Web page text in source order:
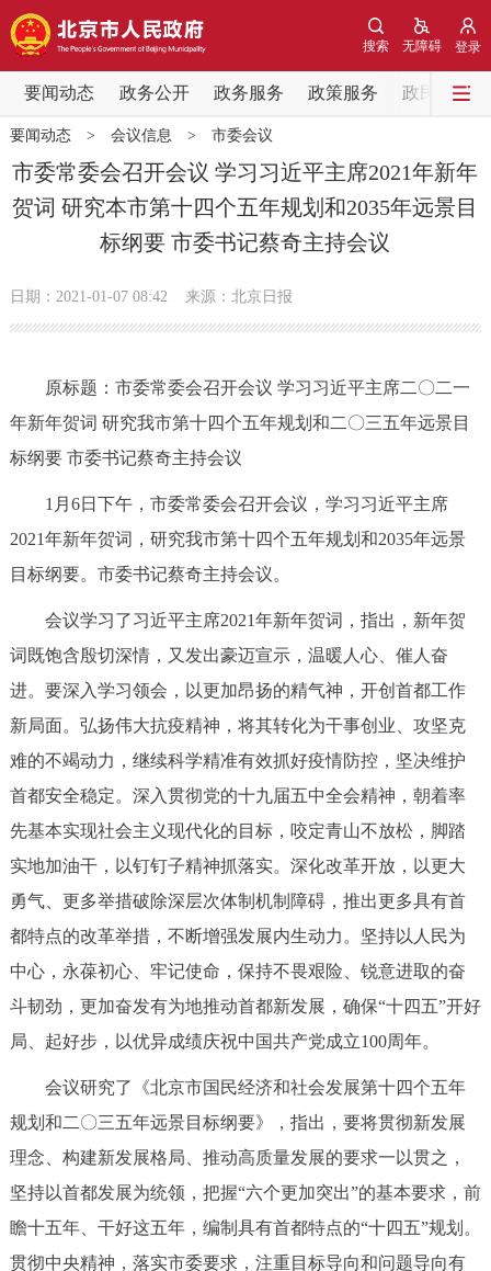
登录
无障碍
搜索
要闻动态 政务公开 政务服务 政策服务 政民互动
要闻动态
党中央精神 国务院信息
北京要闻 会议信息 部门动态
政务公开
市领导 机构职能 政策服务
政策兑现 政策解读
专题公开
政务服务
个人服务 法人服务 部门服务
便民服务 利企服务 投资项目
中介服务 阳光政务
12345网上接诉即办 我要咨询 我要建议
参与调查 在线访谈 图说互动
北京概况 十六区概览 人文北京
绿色北京 图说北京 视频北京
多语种
ENGLISH 한국어 日本語
要闻动态> 会议信息 > 市委会议
市委常委会召开会议 学习习近平主席2021年新年
贺词 研究本市第十四个五年规划和2035年远景目
标纲要 市委书记蔡奇主持会议
日期：2021-01-07 08:42 来源：​北京日报
原标题：市委常委会召开会议 学习习近平主席二〇二一
年新年贺词 研究我市第十四个五年规划和二〇三五年远景目
标纲要 市委书记蔡奇主持会议
1月6日下午，市委常委会召开会议，学习习近平主席
2021年新年贺词，研究我市第十四个五年规划和2035年远景
目标纲要。市委书记蔡奇主持会议。
会议学习了习近平主席2021年新年贺词，指出，新年贺
词既饱含殷切深情，又发出豪迈宣示，温暖人心、催人奋
进。要深入学习领会，以更加昂扬的精气神，开创首都工作
新局面。弘扬伟大抗疫精神，将其转化为干事创业、攻坚克
难的不竭动力，继续科学精准有效抓好疫情防控，坚决维护
首都安全稳定。深入贯彻党的十九届五中全会精神，朝着率
先基本实现社会主义现代化的目标，咬定青山不放松，脚踏
实地加油干，以钉钉子精神抓落实。深化改革开放，以更大
勇气、更多举措破除深层次体制机制障碍，推出更多具有首
都特点的改革举措，不断增强发展内生动力。坚持以人民为
中心，永葆初心、牢记使命，保持不畏艰险、锐意进取的奋
斗韧劲，更加奋发有为地推动首都新发展，确保“十四五”开好
局、起好步，以优异成绩庆祝中国共产党成立100周年。
会议研究了《北京市国民经济和社会发展第十四个五年
规划和二〇三五年远景目标纲要》，指出，要将贯彻新发展
理念、构建新发展格局、推动高质量发展的要求一以贯之，
坚持以首都发展为统领，把握“六个更加突出”的基本要求，前
瞻十五年、干好这五年，编制具有首都特点的“十四五”规划。
贯彻中央精神，落实市委要求，注重目标导向和问题导向有